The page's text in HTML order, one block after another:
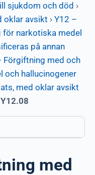
sjukdom och död ›
oklar avsikt › Y12 –
narkotiska medel
på annan
Förgiftning med och
och hallucinogener
med oklar avsikt
Y12.08
med